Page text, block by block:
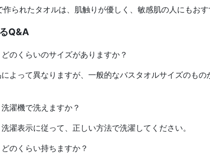
られたタオルは、肌触りが優しく、敏感肌の人にもおす
Q&A
のくらいのサイズがありますか？
よって異なりますが、一般的なバスタオルサイズのも
濯機で洗えますか？
濯表示に従って、正しい方法で洗濯してください。
のくらい持ちますか？